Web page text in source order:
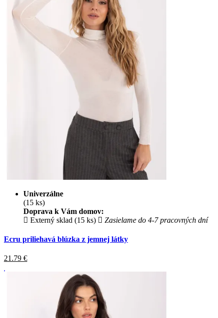
Univerzálne
(15 ks)
Doprava k Vám domov:
Externý sklad (15 ks)
Zasielame do 4-7 pracovných dní
Ecru priliehavá blúzka z jemnej látky
21.79 €